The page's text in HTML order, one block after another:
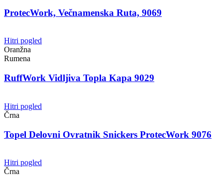
ProtecWork, Večnamenska Ruta, 9069
Hitri pogled
Oranžna
Rumena
RuffWork Vidljiva Topla Kapa 9029
Hitri pogled
Črna
Topel Delovni Ovratnik Snickers ProtecWork 9076
Hitri pogled
Črna